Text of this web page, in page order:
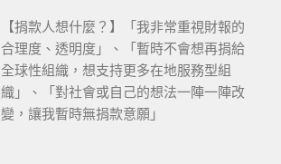
【捐款人想什麼？】「我非常重視財報的
合理度、透明度」、「暫時不會想再捐給
全球性組織，想支持更多在地服務型組
織」、「對社會或自己的想法一陣一陣改
變，讓我暫時無捐款意願」